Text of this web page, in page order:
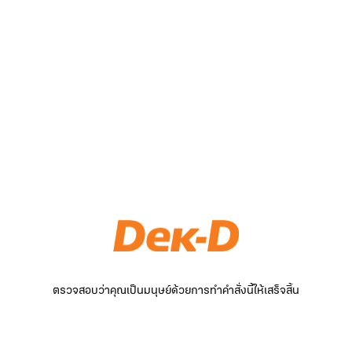
ตรวจสอบว่าคุณเป็นมนุษย์ด้วยการทำคำสั่งนี้ให้เสร็จสิ้น